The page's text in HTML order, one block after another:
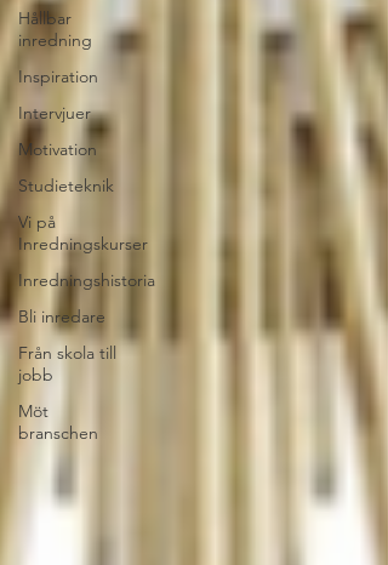
Hållbar
inredning
Inspiration
Intervjuer
Motivation
Studieteknik
Vi på
Inredningskurser
Inredningshistoria
Bli inredare
Från skola till
jobb
Möt
branschen